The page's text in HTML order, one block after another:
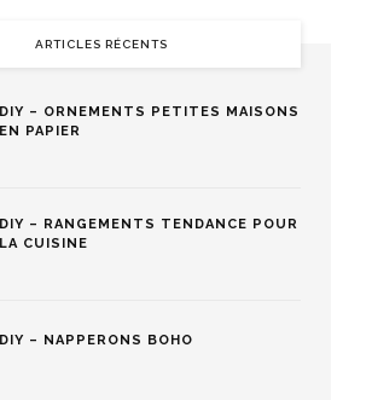
ARTICLES RÉCENTS
DIY – ORNEMENTS PETITES MAISONS
EN PAPIER
DIY – RANGEMENTS TENDANCE POUR
LA CUISINE
DIY – NAPPERONS BOHO